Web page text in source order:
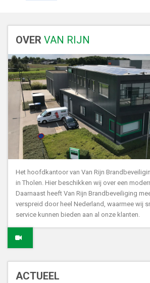
OVER VAN RIJN
Het hoofdkantoor van Van Rijn
in Tholen. Hier beschikken wij over een
Daarnaast heeft Van Rijn Brandbeveiliging
verspreid door heel Nederland, waarmee wij
service kunnen bieden aan al onze klanten.
ACTUEEL